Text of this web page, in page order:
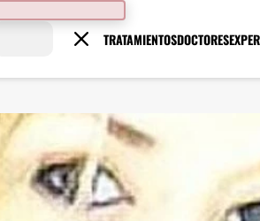
TRATAMIENTOSDOCTORES